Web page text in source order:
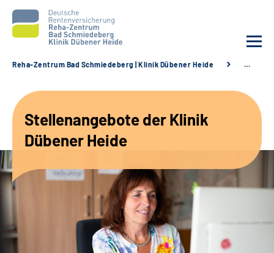
Unsere Angebote
Karriere
Sozialdienste & Zuweisende
Reha-Zentrum Bad Schmiedeberg | Klinik Dübener Heide …
Stellenangebote der Klinik
Dübener Heide